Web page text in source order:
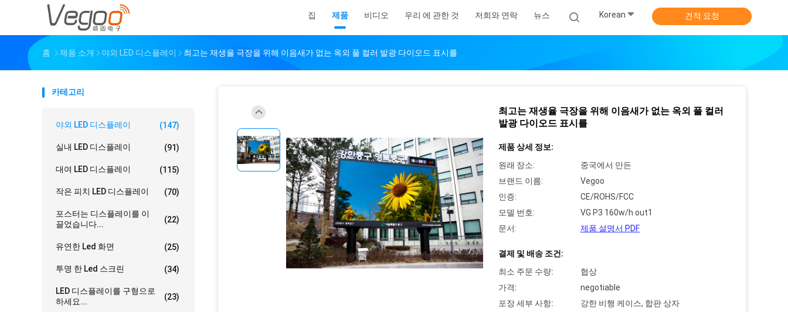
집 제품 비디오 우리 에 관한 것 저희와 연락 뉴스 Korean 견적 요청
홈 제품 소개 야외 LED 디스플레이 최고는 재생율 극장을 위해 이음새가 없는 옥외 풀 컬러 발광 다이오드 표시를
카테고리
야외 LED 디스플레이 (147)
실내 LED 디스플레이 (91)
대여 LED 디스플레이 (115)
작은 피치 LED 디스플레이 (70)
포스터는 디스플레이를 이
끌었습니다...
(22)
유연한 Led 화면 (25)
투명 한 Led 스크린 (34)
LED 디스플레이를 구형으로
하세요...
(23)
최고는 재생율 극장을 위해 이음새가 없는 옥외 풀 컬러
발광 다이오드 표시를
제품 상세 정보:
원래 장소:
중국에서 만든
브랜드 이름:
Vegoo
인증:
CE/ROHS/FCC
모델 번호:
VG P3 160w/h out1
문서:
제품 설명서 PDF
결제 및 배송 조건:
최소 주문 수량:
협상
가격:
negotiable
포장 세부 사항:
강한 비행 케이스, 합판 상자